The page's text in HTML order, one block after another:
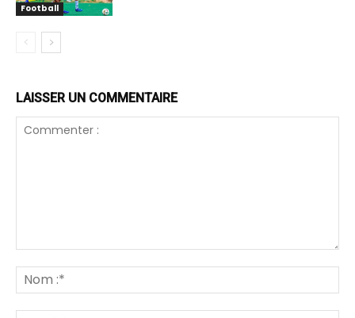
Football
LAISSER UN COMMENTAIRE
:*